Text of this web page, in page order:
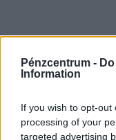
Pénzcentrum -
Information
If you wish to opt-
processing of your
targeted advertising